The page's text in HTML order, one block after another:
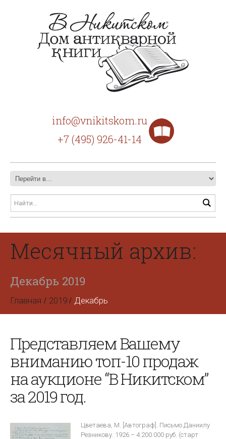
info@vnikitskom.ru
+7 (495) 926-41-14
Месячный архив:
Декабрь 2019
Главная 2019 Декабрь
Представляем Вашему
вниманию топ-10 продаж
на аукционе “В Никитском”
за 2019 год.
Цветаева, М. [Автограф]. Письмо Даниилу
Резникову. 1926.– 4.200.000 руб. (старт